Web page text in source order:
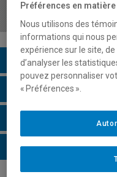
environnementale
Description du cours
Horaire - Été 2026
Horaire - Automne
Horaire - Hiver 2027
Préférences en
Nous utilisons des
informations qui nous
expérience sur le site,
d’analyser les
pouvez personnaliser
« Préférences ».